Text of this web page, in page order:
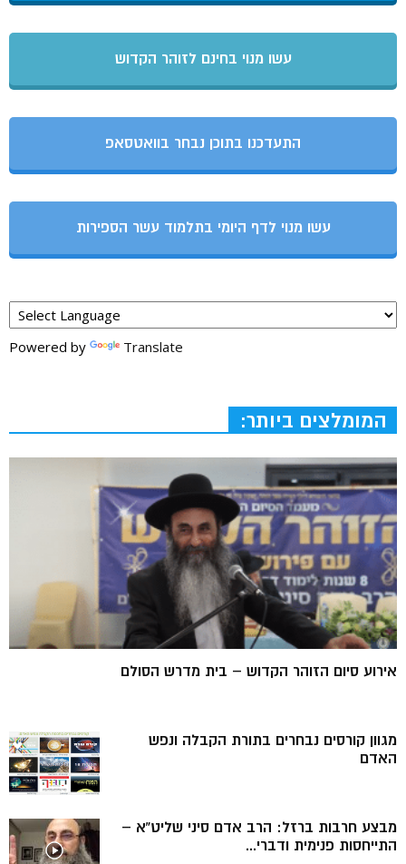
עשו מנוי בחינם לזוהר הקדוש
התעדכנו בתוכן נבחר בוואטסאפ
עשו מנוי לדף היומי בתלמוד עשר הספירות
Powered by Translate
המומלצים ביותר:
אירוע סיום הזוהר הקדוש – בית מדרש הסולם
מגוון קורסים נבחרים בתורת הקבלה ונפש
האדם
מבצע חרבות ברזל: הרב אדם סיני שליט”א –
התייחסות פנימית ודברי...